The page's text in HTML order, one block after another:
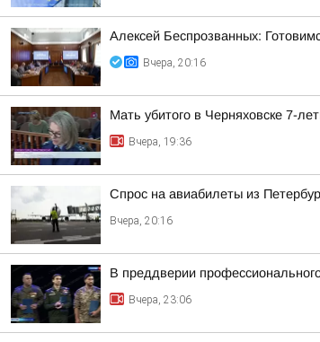
Алексей Беспрозванных:
Вчера, 20:16
Мать убитого в Черняховске 7-
Вчера, 19:36
Спрос на авиабилеты из
Вчера, 20:16
В преддверии
Вчера, 23:06